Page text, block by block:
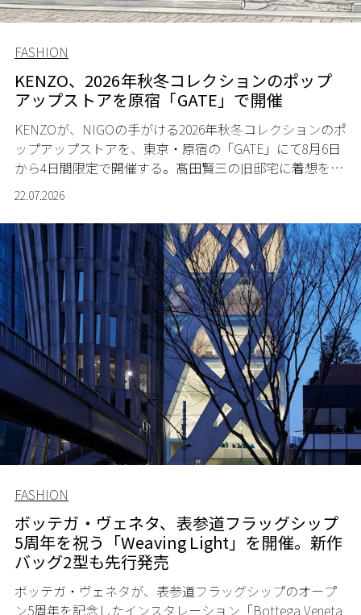
FASHION
KENZO、2026年秋冬コレクションのポップ
アップストアを原宿「GATE」で開催
KENZOが、NIGOの手がける2026年秋冬コレクションのポ
ップアップストアを、東京・原宿の「GATE」にて8月6日
から4日間限定で開催する。髙田賢三の旧邸宅に着想を得
た空間で、メゾンのヘリテージと遊び心が交差する最新
コレクションを紹介。
22.07.2026
FASHION
ボッテガ・ヴェネタ、表参道フラッグシップ
5周年を祝う「Weaving Light」を開催。新作
バッグ2型も先行発売
ボッテガ・ヴェネタが、表参道フラッグシップのオープ
ン5周年を記念したインスタレーション「Bottega Veneta